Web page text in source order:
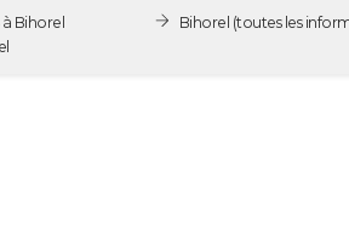
Bihorel
Bihorel (toutes les